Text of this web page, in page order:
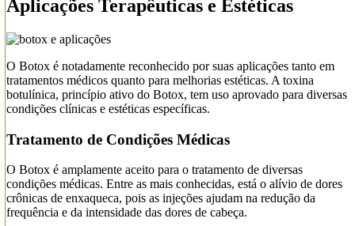
Aplicações Terapêuticas e Estéticas
O Botox é notadamente reconhecido por suas aplicações tanto em
tratamentos médicos quanto para melhorias estéticas. A toxina
botulínica, princípio ativo do Botox, tem uso aprovado para diversas
condições clínicas e estéticas específicas.
Tratamento de Condições Médicas
O Botox é amplamente aceito para o tratamento de diversas
condições médicas. Entre as mais conhecidas, está o alívio de dores
crônicas de enxaqueca, pois as injeções ajudam na redução da
frequência e da intensidade das dores de cabeça.